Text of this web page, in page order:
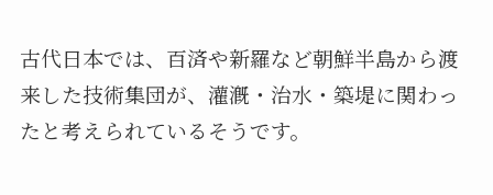
古代日本では、百済や新羅など朝鮮半島から渡
来した技術集団が、灌漑・治水・築堤に関わっ
たと考えられているそうです。